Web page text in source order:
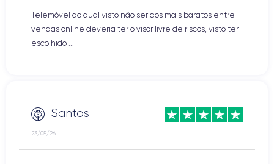
Telemóvel ao qual visto não ser dos mais baratos entre
vendas online deveria ter o visor livre de riscos, visto ter
escolhido ...
Santos
23/05/26